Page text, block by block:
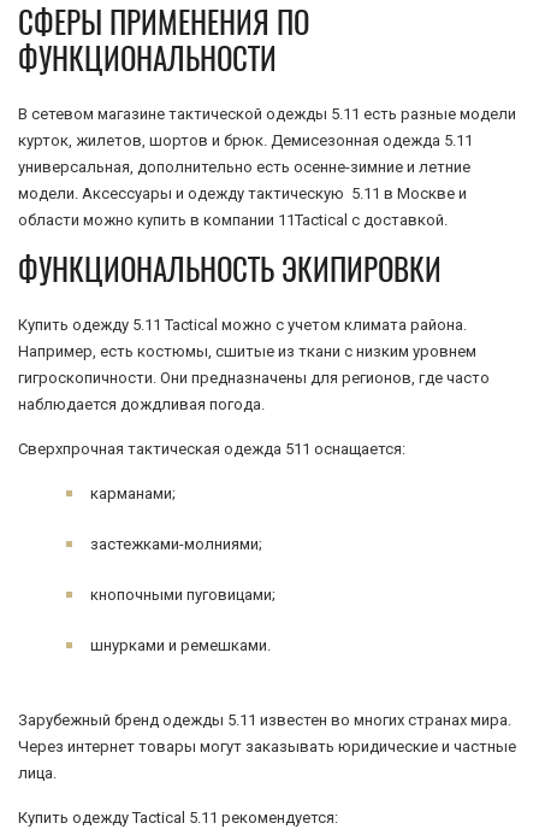
СФЕРЫ ПРИМЕНЕНИЯ ПО
ФУНКЦИОНАЛЬНОСТИ
В сетевом магазине тактической одежды 5.11 есть разные модели
курток, жилетов, шортов и брюк. Демисезонная одежда 5.11
универсальная, дополнительно есть осенне-зимние и летние
модели. Аксессуары и одежду тактическую 5.11 в Москве и
области можно купить в компании 11Tactical с доставкой.
ФУНКЦИОНАЛЬНОСТЬ ЭКИПИРОВКИ
Купить одежду 5.11 Tactical можно с учетом климата района.
Например, есть костюмы, сшитые из ткани с низким уровнем
гигроскопичности. Они предназначены для регионов, где часто
наблюдается дождливая погода.
Сверхпрочная тактическая одежда 511 оснащается:
карманами;
застежками-молниями;
кнопочными пуговицами;
шнурками и ремешками.
Зарубежный бренд одежды 5.11 известен во многих странах мира.
Через интернет товары могут заказывать юридические и частные
лица.
Купить одежду Tactical 5.11 рекомендуется: